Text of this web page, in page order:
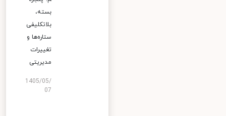
بسته،
بلاتکلیفی
ستاره‌ها و
تغییرات
مدیریتی
1405/05/
07